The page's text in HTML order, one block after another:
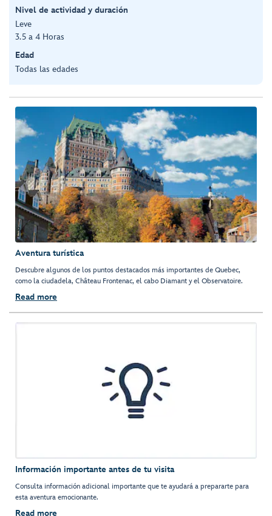
Nivel de actividad y duración
Leve
3.5 a 4 Horas
Edad
Todas las edades
Aventura turística
Descubre algunos de los puntos destacados más importantes de Quebec,
como la ciudadela, Château Frontenac, el cabo Diamant y el Observatoire.
Read more
Información importante antes de tu visita
Consulta información adicional importante que te ayudará a prepararte para
esta aventura emocionante.
Read more